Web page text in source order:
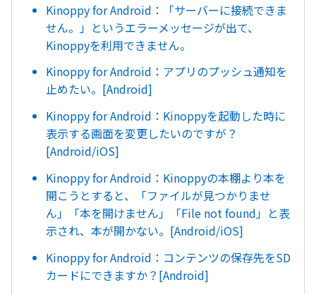
Kinoppy for Android：「サーバーに接続できま
せん。」というエラーメッセージが出て、
Kinoppyを利用できません。
Kinoppy for Android：アプリのプッシュ通知を
止めたい。[Android]
Kinoppy for Android：Kinoppyを起動した時に
表示する画面を変更したいのですが？
[Android/iOS]
Kinoppy for Android：Kinoppyの本棚より本を
開こうとすると、「ファイルが見つかりませ
ん」「本を開けません」「File not found」と表
示され、本が開かない。[Android/iOS]
Kinoppy for Android：コンテンツの保存先をSD
カードにできますか？[Android]